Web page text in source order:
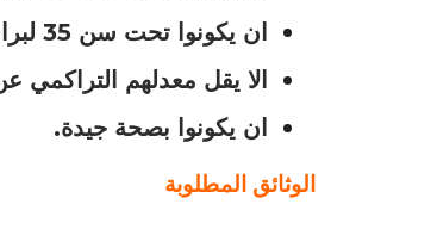
ان يكونوا تحت سن 35 لبرامج الدكتوراة (الا يكون تاريخ ميلادهم قبل 1-1-1979).
الا يقل معدلهم التراكمي عن 75% او 75% في اي اختبار قبول وطني او
ان يكونوا بصحة جيدة.
الوثائق المطلوبة